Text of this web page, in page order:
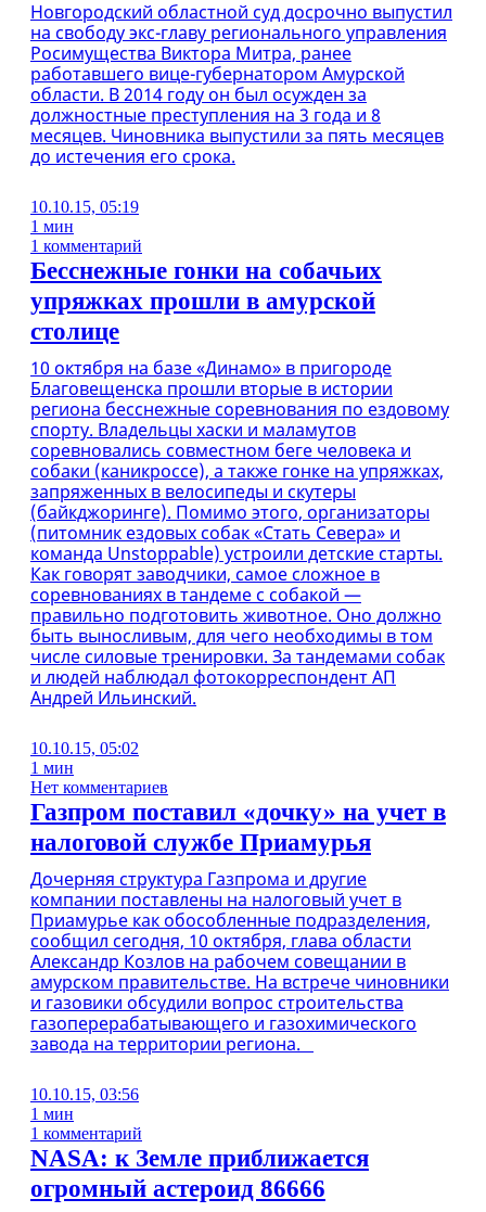
Новгородский областной суд досрочно выпустил
на свободу экс-главу регионального управления
Росимущества Виктора Митра, ранее
работавшего вице-губернатором Амурской
области. В 2014 году он был осужден за
должностные преступления на 3 года и 8
месяцев. Чиновника выпустили за пять месяцев
до истечения его срока.
10.10.15, 05:19
1 мин
1 комментарий
Бесснежные гонки на собачьих
упряжках прошли в амурской
столице
10 октября на базе «Динамо» в пригороде
Благовещенска прошли вторые в истории
региона бесснежные соревнования по ездовому
спорту. Владельцы хаски и маламутов
соревновались совместном беге человека и
собаки (каникроссе), а также гонке на упряжках,
запряженных в велосипеды и скутеры
(байкджоринге). Помимо этого, организаторы
(питомник ездовых собак «Стать Севера» и
команда Unstoppable) устроили детские старты.
Как говорят заводчики, самое сложное в
соревнованиях в тандеме с собакой —
правильно подготовить животное. Оно должно
быть выносливым, для чего необходимы в том
числе силовые тренировки. За тандемами собак
и людей наблюдал фотокорреспондент АП
Андрей Ильинский.
10.10.15, 05:02
1 мин
Нет комментариев
Газпром поставил «дочку» на учет в
налоговой службе Приамурья
Дочерняя структура Газпрома и другие
компании поставлены на налоговый учет в
Приамурье как обособленные подразделения,
сообщил сегодня, 10 октября, глава области
Александр Козлов на рабочем совещании в
амурском правительстве. На встрече чиновники
и газовики обсудили вопрос строительства
газоперерабатывающего и газохимического
завода на территории региона.
10.10.15, 03:56
1 мин
1 комментарий
NASA: к Земле приближается
огромный астероид 86666